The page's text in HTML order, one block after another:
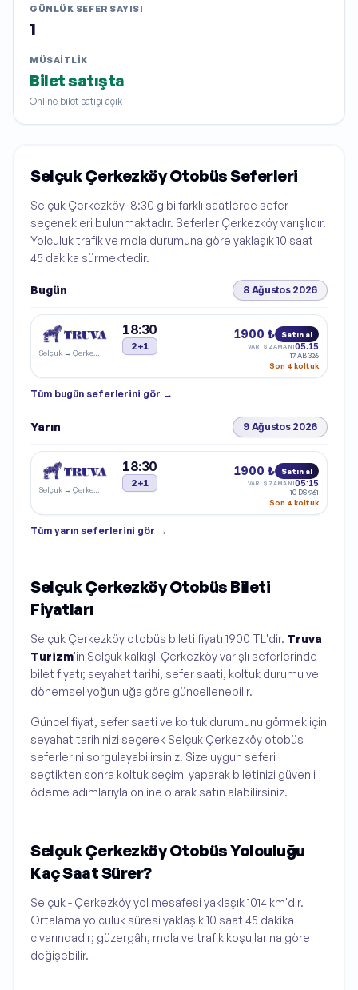
GÜNLÜK SEFER SAYISI
1
MÜSAITLIK
Bilet satışta
Online bilet satışı açık
Selçuk Çerkezköy Otobüs Seferleri
Selçuk Çerkezköy 18:30 gibi farklı saatlerde sefer
seçenekleri bulunmaktadır. Seferler Çerkezköy varışlıdır.
Yolculuk trafik ve mola durumuna göre yaklaşık 10 saat
45 dakika sürmektedir.
Bugün 8 Ağustos 2026
Selçuk → Çerkezköy
18:30
2+1
1900 ₺ Satın al
VARIŞ ZAMANI05:15
17 AB 326
Son 4 koltuk
Tüm bugün seferlerini gör →
Yarın 9 Ağustos 2026
Selçuk → Çerkezköy
18:30
2+1
1900 ₺ Satın al
VARIŞ ZAMANI05:15
10 DS 961
Son 4 koltuk
Tüm yarın seferlerini gör →
Selçuk Çerkezköy Otobüs Bileti
Fiyatları
Selçuk Çerkezköy otobüs bileti fiyatı 1900 TL'dir. Truva
Turizm'in Selçuk kalkışlı Çerkezköy varışlı seferlerinde
bilet fiyatı; seyahat tarihi, sefer saati, koltuk durumu ve
dönemsel yoğunluğa göre güncellenebilir.
Güncel fiyat, sefer saati ve koltuk durumunu görmek için
seyahat tarihinizi seçerek Selçuk Çerkezköy otobüs
seferlerini sorgulayabilirsiniz. Size uygun seferi
seçtikten sonra koltuk seçimi yaparak biletinizi güvenli
ödeme adımlarıyla online olarak satın alabilirsiniz.
Selçuk Çerkezköy Otobüs Yolculuğu
Kaç Saat Sürer?
Selçuk - Çerkezköy yol mesafesi yaklaşık 1014 km'dir.
Ortalama yolculuk süresi yaklaşık 10 saat 45 dakika
civarındadır; güzergâh, mola ve trafik koşullarına göre
değişebilir.